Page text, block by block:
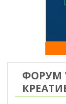
ФОРУМ